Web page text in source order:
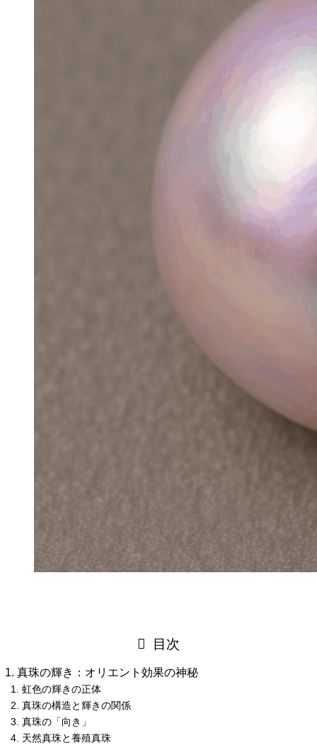
目次
真珠の輝き：オリエント効果の神秘
虹色の輝きの正体
真珠の構造と輝きの関係
真珠の「向き」
天然真珠と養殖真珠